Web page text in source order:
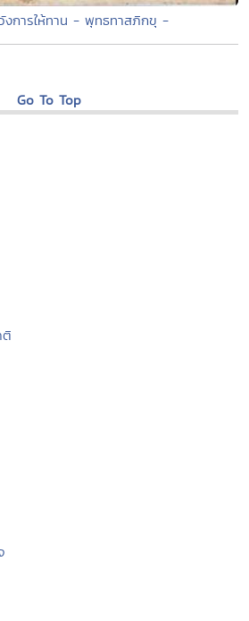
งการให้ทาน - พุทธทาสภิกขุ -
Go To Top
ติ